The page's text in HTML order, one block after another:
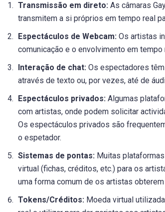
Transmissão em direto: As câmaras
transmitem a si próprios em tempo real
Espectáculos de Webcam: Os artistas
comunicação e o envolvimento em tempo
Interação de chat: Os espectadores
através de texto ou, por vezes, até de
Espectáculos privados: Algumas
com artistas, onde podem solicitar
Os espectáculos privados são
o espetador.
Sistemas de pontas: Muitas
virtual (fichas, créditos, etc.) para os
uma forma comum de os artistas
Tokens/Créditos: Moeda virtual